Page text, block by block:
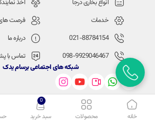
انواع بخاری درجا
خدمات
021-88784154
098-9929046467
اخذ
فرصت
درباره ما
تماس با
شبکه های اجتماعی برسام یدک
خانه محصولات
0
سبد خرید